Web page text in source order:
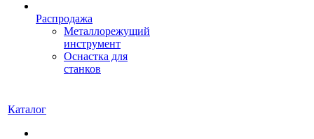
Распродажа
Металлорежущий
инструмент
Оснастка для
станков
Каталог